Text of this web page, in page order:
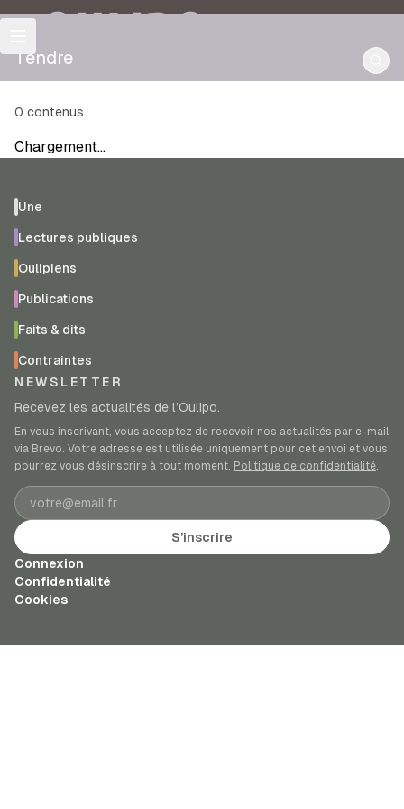
OULIPO
Tendre
0 contenus
Chargement…
Une
Lectures publiques
Oulipiens
Publications
Faits & dits
Contraintes
NEWSLETTER
Recevez les actualités de l’Oulipo.
En vous inscrivant, vous acceptez de recevoir nos actualités par e-mail
via Brevo. Votre adresse est utilisée uniquement pour cet envoi et vous
pourrez vous désinscrire à tout moment. Politique de confidentialité.
Adresse e-mail
S’inscrire
Connexion
Confidentialité
Cookies